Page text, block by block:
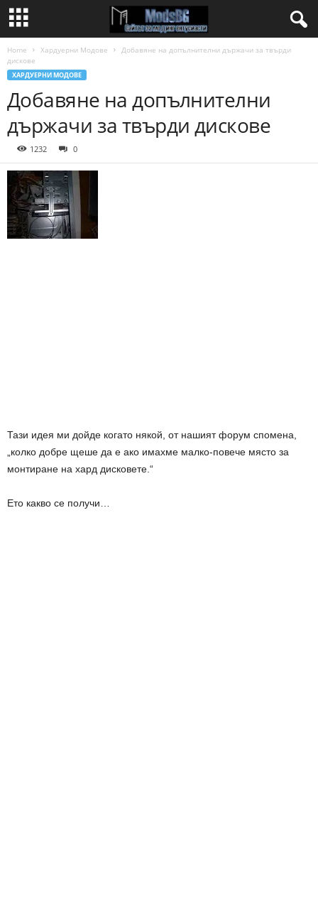
Home Хардуерни Модове
Добавяне на допълнителни държачи за твърди
дискове
ХАРДУЕРНИ МОДОВЕ
Добавяне на допълнителни
държачи за твърди дискове
1232 0
Тази идея ми дойде когато някой, от нашият форум спомена,
„колко добре щеше да е ако имахме малко-повече място за
монтиране на хард дисковете.“
Ето какво се получи…